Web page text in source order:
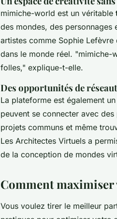
mimiche-world est un véritable
des mondes, des personnages
artistes comme Sophie
dans le monde réel. "mimiche-
folles," explique-t-elle.
Des opportunités de
La plateforme est également
peuvent se connecter avec
projets communs et même
Les Architectes Virtuels a
de la conception de mondes
Comment
Vous voulez tirer le meilleur